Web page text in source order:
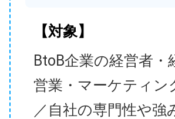
【対象】
BtoB企業の経営者
営業・マーケティン
／自社の専門性や